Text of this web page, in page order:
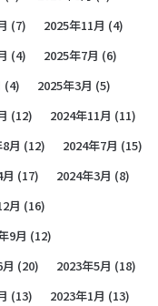
(7) 2025年11月 (4)
(4) 2025年7月 (6)
(4) 2025年3月 (5)
(12) 2024年11月 (11)
月 (12) 2024年7月 (15)
(17) 2024年3月 (8)
月 (16)
9月 (12)
(20) 2023年5月 (18)
(13) 2023年1月 (13)